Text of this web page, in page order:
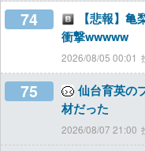
74
【悲報】
衝撃wwwww
2026/08/05 00:01
75
仙台育英の
材だった
2026/08/07 21:00